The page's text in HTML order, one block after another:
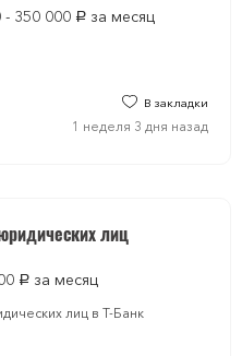
- 350 000 руб. за месяц
В закладки
1 неделя 3 дня назад
лиц
руб. за месяц
лиц в Т-Банк